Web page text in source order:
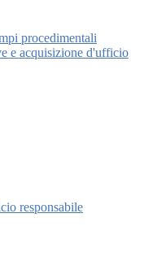
procedimentali
e acquisizione d'ufficio
responsabile